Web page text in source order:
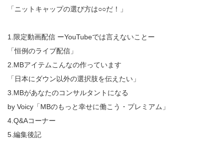
「ニットキャップの選び方は○○だ！」
1.限定動画配信 ーYouTubeでは言えないことー
「恒例のライブ配信」
2.MBアイテムこんなの作っています
「日本にダウン以外の選択肢を伝えたい」
3.MBがあなたのコンサルタントになる
by Voicy「MBのもっと幸せに働こう・プレミアム」
4.Q&Aコーナー
5.編集後記